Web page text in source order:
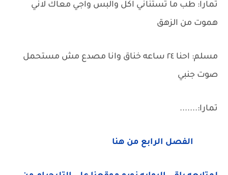
تمارا: طب ما تستناني اكل والبس واجي معاك لاني
هموت من الزهق
مسلم: احنا ٢٤ ساعه خناق وانا مصدع مش مستحمل
صوت جنبي
تمارا:.......
الفصل الرابع من هنا